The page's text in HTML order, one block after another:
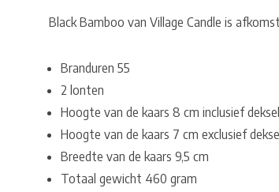
Black Bamboo van Village Candle is
Branduren 55
2 lonten
Hoogte van de kaars 8 cm inclusief deksel
Hoogte van de kaars 7 cm exclusief deksel
Breedte van de kaars 9,5 cm
Totaal gewicht 460 gram